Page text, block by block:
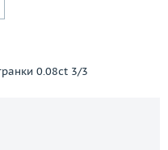
0.08ct 3/3